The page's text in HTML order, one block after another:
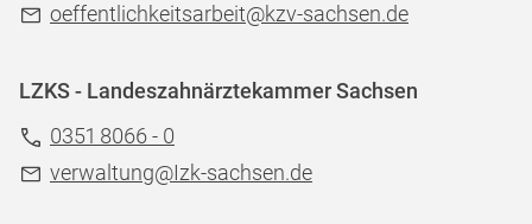
oeffentlichkeitsarbeit@kzv-sachsen.de
LZKS - Landeszahnärztekammer Sachsen
0351 8066 - 0
verwaltung@Izk-sachsen.de